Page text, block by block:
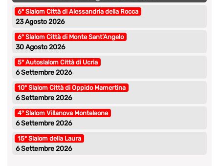
6° Slalom Città di Alessandria della Rocca
23 Agosto 2026
6° Slalom Città di Monte Sant’Angelo
30 Agosto 2026
5° Autoslalom Città di Ucria
6 Settembre 2026
10° Slalom Città di Oppido Mamertina
6 Settembre 2026
4° Slalom Villanova Monteleone
6 Settembre 2026
15° Slalom della Laura
6 Settembre 2026